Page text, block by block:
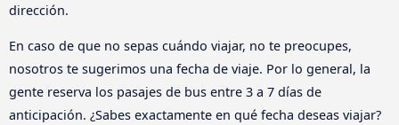
dirección.
En caso de que no sepas cuándo viajar, no te preocupes,
nosotros te sugerimos una fecha de viaje. Por lo general, la
gente reserva los pasajes de bus entre 3 a 7 días de
anticipación. ¿Sabes exactamente en qué fecha deseas viajar?